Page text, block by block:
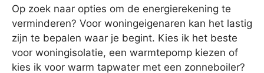
Op zoek naar opties om de energierekening te
verminderen? Voor woningeigenaren kan het lastig
zijn te bepalen waar je begint. Kies ik het beste
voor woningisolatie, een warmtepomp kiezen of
kies ik voor warm tapwater met een zonneboiler?